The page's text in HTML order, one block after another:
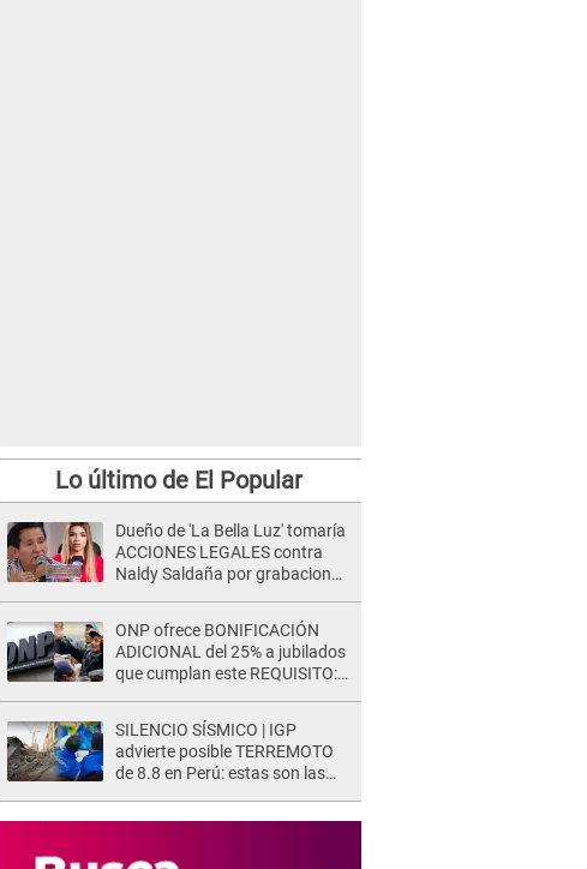
Lo último de El Popular
Dueño de 'La Bella Luz' tomaría
ACCIONES LEGALES contra
Naldy Saldaña por grabaciones
ONP ofrece BONIFICACIÓN
ADICIONAL del 25% a jubilados
que cumplan este REQUISITO:
SILENCIO SÍSMICO | IGP
advierte posible TERREMOTO
de 8.8 en Perú: estas son las